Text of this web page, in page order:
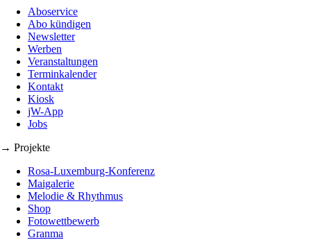
Aboservice
Abo kündigen
Newsletter
Werben
Veranstaltungen
Terminkalender
Kontakt
Kiosk
jW-App
Jobs
→ Projekte
Rosa-Luxemburg-Konferenz
Maigalerie
Melodie & Rhythmus
Shop
Fotowettbewerb
Granma